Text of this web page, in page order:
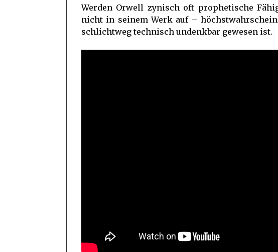
Werden Orwell zynisch oft prophetische
nicht in seinem Werk auf –
schlichtweg technisch undenkbar gewesen ist.